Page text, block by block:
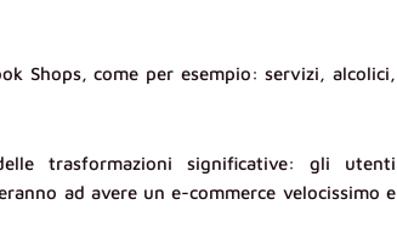
Shops, come per esempio: servizi, alcolici,
trasformazioni significative: gli utenti
ad avere un e-commerce velocissimo e